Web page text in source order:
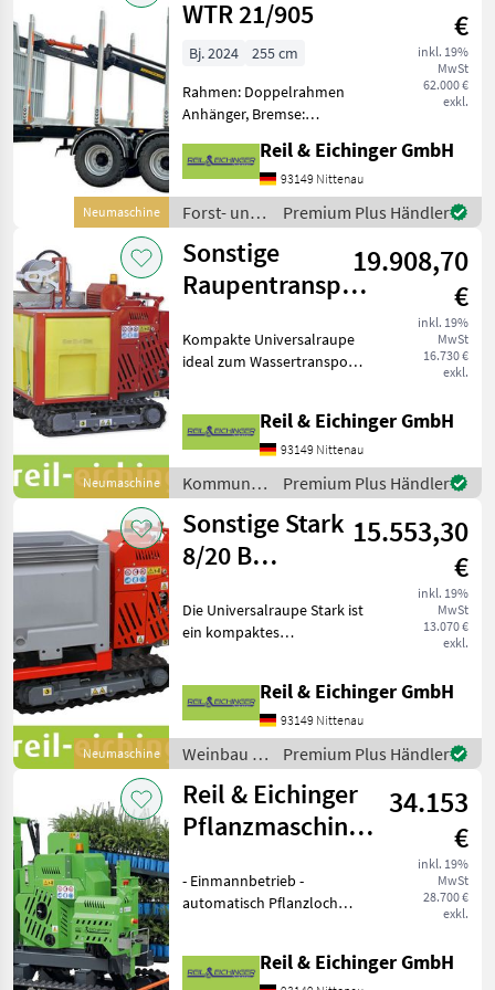
Eichinger
Neumaschine
WTR 21/905
€
inkl. 19%
MwSt
62.000 €
exkl.
Bj. 2024
255 cm
Rahmen: Doppelrahmen
Anhänger, Bremse:
Rungenpaare: 4
Rungenpaare,
Bauartgeschwindigkeit
(km/h): 40 km/h, Anzahl
Achsen: Tandemachser,
Untenanhängung, End
Reil & Eichinger GmbH
93149 Nittenau
Forst- und
Holztechnik
/ Reil &
Eichinger
Premium Plus Händler
Neumaschine
Sonstige
Raupentransporter
WT 450
19.908,70
€
inkl. 19%
MwSt
16.730 €
exkl.
Kompakte Universalraupe
ideal zum Wassertransport
Benzin Leistung: 15, 5 – 20,
8 kW – PS Anlasser:
Elektrisch Gewicht
Reil & Eichinger GmbH
93149 Nittenau
Kommunalgeräte
/ Sonstige
Premium Plus Händler
Neumaschine
Sonstige Stark
8/20 B
15.553,30
€
inkl. 19%
MwSt
13.070 €
exkl.
Die Universalraupe Stark ist
ein kompaktes
zum Beispiel am Weinberg
bei der Traubenlese
einsetzbar. Motor: Honda
Reil & Eichinger GmbH
93149 Nittenau
Weinbau /
Sonstige
Premium Plus Händler
Reil & Eichinger
Pflanzmaschine
34.153
€
inkl. 19%
MwSt
28.700 €
exkl.
- Einmannbetrieb -
automatisch Pflanzloch
Pflanzen auf der Maschine -
Reil & Eichinger GmbH